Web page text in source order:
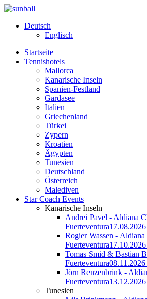
Deutsch
Englisch
Startseite
Tennishotels
Mallorca
Kanarische Inseln
Spanien-Festland
Gardasee
Italien
Griechenland
Türkei
Zypern
Kroatien
Ägypten
Tunesien
Deutschland
Österreich
Malediven
Star Coach Events
Kanarische Inseln
Andrei Pavel - Aldiana
Fuerteventura
Rogier Wassen -
Fuerteventura
Tomas Smid & Bastian
Fuerteventura
Jörn Renzenbrink -
Fuerteventura
Tunesien